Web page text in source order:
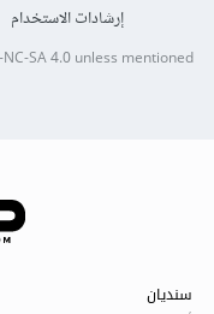
إرشادات الاستخدام
NC-SA 4.0unless mentioned